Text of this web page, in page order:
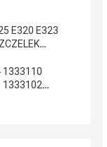
E320 E323
1333110
1333102